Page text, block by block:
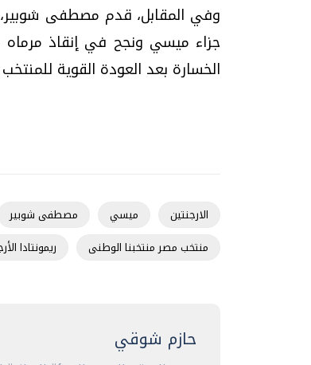
وفي المقابل، قدم مصطفى
جزاء ميسي ونجح في إنقاذ
الخسارة بعد العودة القوية
الارجنتين ميسي مصطفى شوبير
منتخب مصر منتخبنا الوطنى
ريمونتادا
حازم شوقي